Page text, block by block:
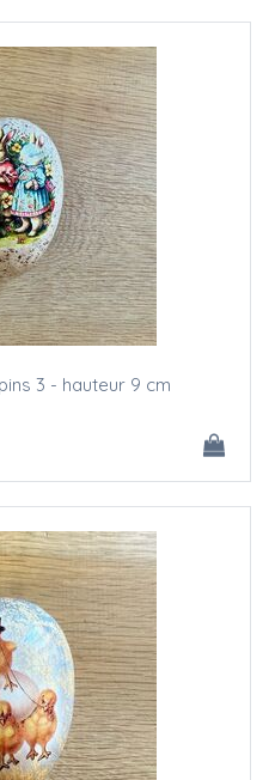
3 - hauteur 9 cm